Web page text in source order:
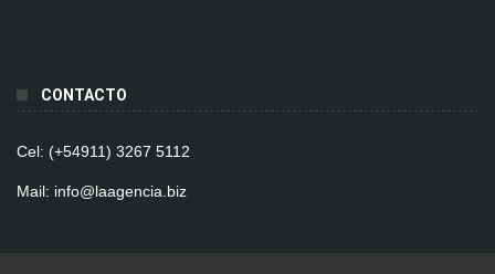
CONTACTO
Cel: (+54911) 3267 5112
Mail: info@laagencia.biz